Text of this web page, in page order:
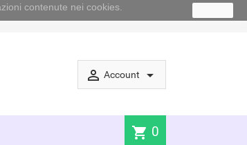
perm_identity Account arrow_drop_down
shopping_cart 0
contenute nei cookies.